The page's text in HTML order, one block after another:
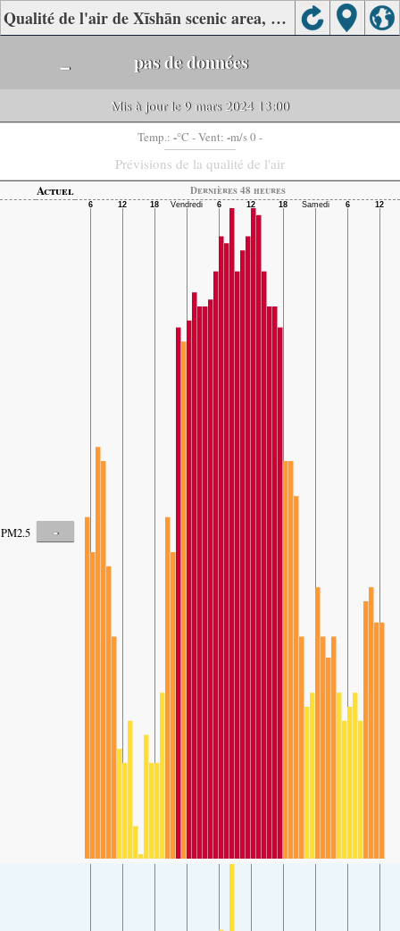
Qualité de l'air de Xīshān scenic area, Nanchong.
- pas de données
Mis à jour le 9 mars 2024 13:00
Temp.: -°C - Vent: -m/s 0 -
Prévisions de la qualité de l'air
Actuel Dernières 48 heures
PM2.5 -